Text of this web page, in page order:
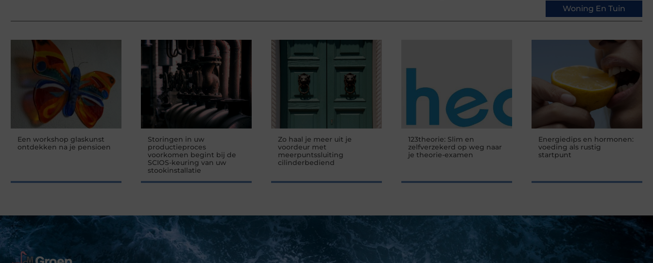
Woning En Tuin
Een workshop glaskunst
ontdekken na je pensioen
Storingen in uw
productieproces
voorkomen begint bij de
SCIOS-keuring van uw
stookinstallatie
Zo haal je meer uit je
voordeur met
meerpuntssluiting
cilinderbediend
123theorie: Slim en
zelfverzekerd op weg naar
je theorie-examen
Energiedips en hormonen:
voeding als rustig
startpunt